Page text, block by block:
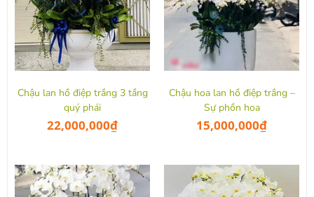
Chậu lan hồ điệp trắng 3 tầng
quý phái
22,000,000₫
Chậu hoa lan hồ điệp trắng –
Sự phồn hoa
15,000,000₫